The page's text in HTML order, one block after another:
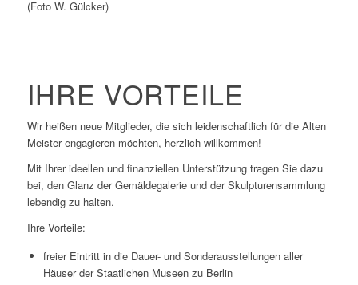
(Foto W. Gülcker)
IHRE VORTEILE
Wir heißen neue Mitglieder, die sich leidenschaftlich für die Alten
Meister engagieren möchten, herzlich willkommen!
Mit Ihrer ideellen und finanziellen Unterstützung tragen Sie dazu
bei, den Glanz der Gemäldegalerie und der Skulpturensammlung
lebendig zu halten.
Ihre Vorteile:
freier Eintritt in die Dauer- und Sonderausstellungen aller
Häuser der Staatlichen Museen zu Berlin